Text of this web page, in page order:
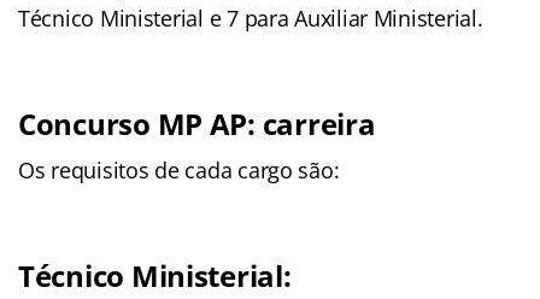
Técnico Ministerial e 7 para Auxiliar Ministerial.
Concurso MP AP: carreira
Os requisitos de cada cargo são:
Técnico Ministerial: